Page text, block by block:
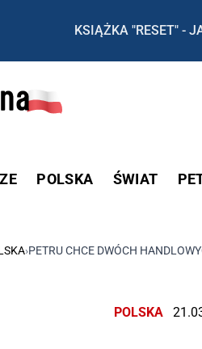
KSIĄŻKA "RESET" -
POLSKA ŚWIAT
›PETRU CHCE DWÓCH
POLSKA